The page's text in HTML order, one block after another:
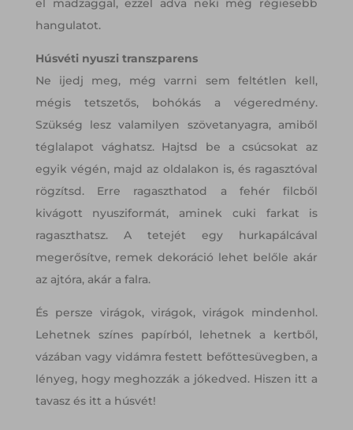
el madzaggal, ezzel adva neki még régiesebb
hangulatot.
Húsvéti nyuszi transzparens
Ne ijedj meg, még varrni sem feltétlen kell,
mégis tetszetős, bohókás a végeredmény.
Szükség lesz valamilyen szövetanyagra, amiből
téglalapot vághatsz. Hajtsd be a csúcsokat az
egyik végén, majd az oldalakon is, és ragasztóval
rögzítsd. Erre ragaszthatod a fehér filcből
kivágott nyusziformát, aminek cuki farkat is
ragaszthatsz. A tetejét egy hurkapálcával
megerősítve, remek dekoráció lehet belőle akár
az ajtóra, akár a falra.
És persze virágok, virágok, virágok mindenhol.
Lehetnek színes papírból, lehetnek a kertből,
vázában vagy vidámra festett befőttesüvegben, a
lényeg, hogy meghozzák a jókedved. Hiszen itt a
tavasz és itt a húsvét!